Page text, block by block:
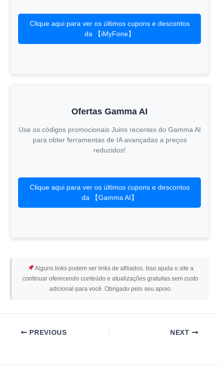
Clique aqui para ver os últimos cupons e descontos
da 【iMyFone】
Ofertas Gamma AI
Use os códigos promocionais Juins recentes do Gamma AI
para obter ferramentas de IA avançadas a preços
reduzidos!
Clique aqui para ver os últimos cupons e descontos
da 【Gamma AI】
Alguns links podem ser links de afiliados. Isso ajuda o site a
continuar oferecendo conteúdo e atualizações gratuitas sem custo
adicional para você. Obrigado pelo seu apoio.
PREVIOUS NEXT